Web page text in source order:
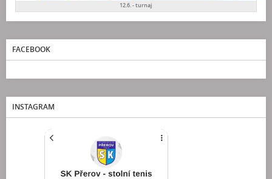
12.6. - turnaj
FACEBOOK
INSTAGRAM